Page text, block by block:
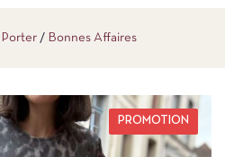
Porter Bonnes Affaires
PROMOTION